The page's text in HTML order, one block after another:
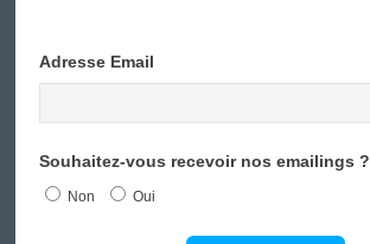
Adresse Email
Souhaitez-vous recevoir nos emailings ?
Non Oui